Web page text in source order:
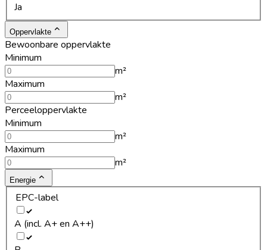
Ja
Oppervlakte
Bewoonbare oppervlakte
Minimum
m²
Maximum
m²
Perceeloppervlakte
Minimum
m²
Maximum
m²
Energie
EPC-label
A (incl. A+ en A++)